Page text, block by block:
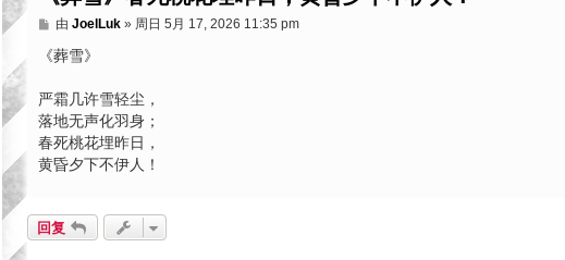
帖
由 JoelLuk» 周日 5月 17, 2026 11:35 pm
《葬雪》
严霜几许雪轻尘，
落地无声化羽身；
春死桃花埋昨日，
黄昏夕下不伊人！
回复